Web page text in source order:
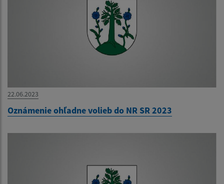
22.06.2023
Oznámenie ohľadne volieb do NR SR 2023